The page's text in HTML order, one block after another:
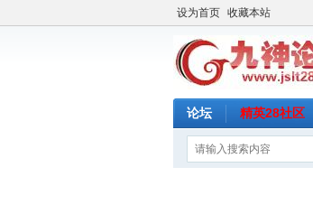
设为首页 收藏本站
论坛 精英28社区